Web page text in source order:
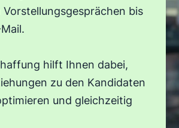
bis
hilft Ihnen dabei,
zu den Kandidaten
und gleichzeitig